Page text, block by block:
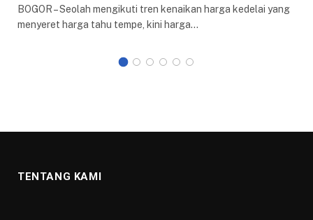
BOGOR – Seolah mengikuti tren kenaikan harga kedelai yang
menyeret harga tahu tempe, kini harga…
TENTANG KAMI